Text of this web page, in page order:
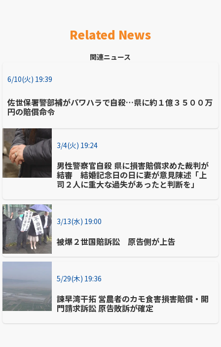
Related News
関連ニュース
6/10(火) 19:39
佐世保署警部補がパワハラで自殺…県に約１億３５００万
円の賠償命令
3/4(火) 19:24
男性警察官自殺 県に損害賠償求めた裁判が
結審 結婚記念日の日に妻が意見陳述「上
司２人に重大な過失があったと判断を」
3/13(水) 19:00
被爆２世国賠訴訟 原告側が上告
5/29(木) 19:36
諫早湾干拓 営農者のカモ食害損害賠償・開
門請求訴訟 原告敗訴が確定